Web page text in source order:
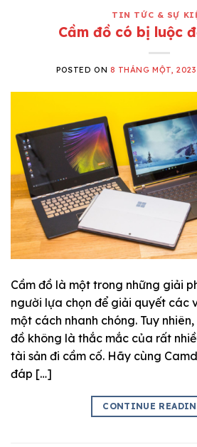
TIN TỨC & SỰ
Cầm đồ có bị luộc
POSTED ON 8 THÁNG MỘT, 2023
Cầm đồ là một trong những giải
người lựa chọn để giải quyết các
một cách nhanh chóng. Tuy
đồ không là thắc mắc của rất
tài sản đi cầm cố. Hãy cùng
đáp […]
CONTINUE